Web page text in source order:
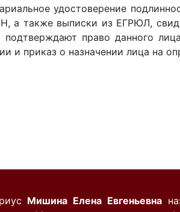
удостоверение
а также выписки из ЕГРЮЛ,
право данного
и приказ о назначении лица на
Мишина Елена Евгеньевна